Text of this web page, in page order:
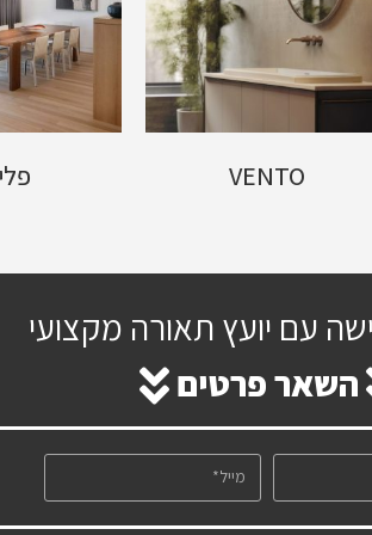
VENTO
עם יועץ תאורה מקצועי
השאר פרטים